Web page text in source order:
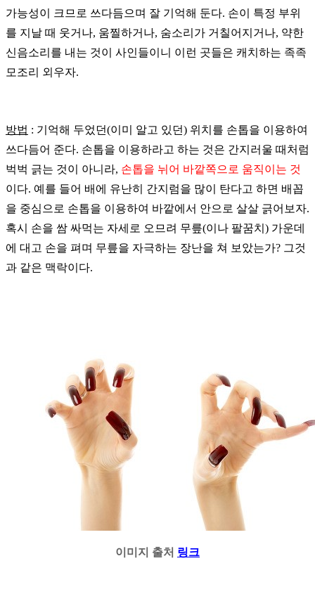
가능성이
크므로 쓰다듬으며 잘 기억해 둔다. 손이 특정 부위
를 지날 때 웃거나, 움찔하거나, 숨소리가 거칠어지거나, 약한
신음소리를 내는 것이 사인들이니 이런 곳들은 캐치하는 족족
모조리 외우자.
방법 : 기억해 두었던(이미 알고 있던) 위치를 손톱을 이용하여
쓰다듬어 준다. 손톱을 이용하라고 하는 것은 간지러울 때처럼
벅벅 긁는 것이 아니라, 손톱을 뉘어 바깥쪽으로 움직이는 것
이다. 예를 들어 배에 유난히 간지럼을 많이 탄다고 하면 배꼽
을 중심으로 손톱을 이용하여 바깥에서 안으로 살살 긁어보자.
혹시 손을 쌈 싸먹는 자세로 오므려 무릎(이나 팔꿈치 ) 가운데
에 대고 손을 펴며 무릎을 자극하는 장난을 쳐 보았는가? 그것
과 같은 맥락이다.
이미지 출처 링크